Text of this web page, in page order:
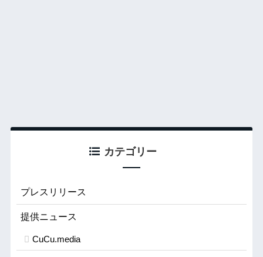
カテゴリー
プレスリリース
提供ニュース
CuCu.media